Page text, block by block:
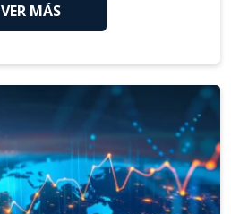
VER MÁS